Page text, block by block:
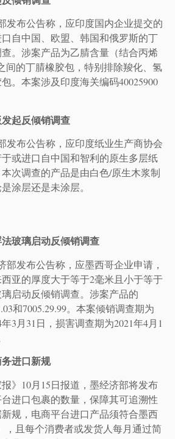
发布公告称，应印度国内企业提交的
自中国、欧盟、韩国和俄罗斯的丁
。涉案产品为乙腈含量（结合丙烯
间的丁腈橡胶包，特别排除羧化、氢
。本案涉及印度海关编码40025900
起反倾销调查
发布公告称，应印度纸业生产商协会
或进口自中国和智利的原生多层纸
次调查的产品是由白色/原生木浆制
涂层还是未涂层。
玻璃启动反倾销调查
部发布公告称，应墨西哥企业申请，
亚的厚度大于等于2毫米且小于等于
启动反倾销调查。涉案产品的
和7005.29.99。本案倾销调查期为
3月31日，损害调查期为2021年4月1
进口新规
》10月15日报道，墨经济部将发布
进口包裹的数量，保障其可追溯性
规，电商平台进口产品须符合墨西
，且每个消费者或发货人每月通过简